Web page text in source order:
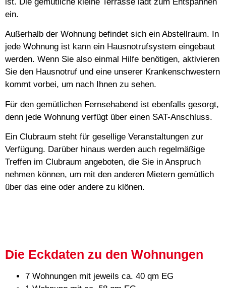
ein.
Außerhalb der Wohnung befindet sich ein Abstellraum. In
jede Wohnung ist kann ein Hausnotrufsystem eingebaut
werden. Wenn Sie also einmal Hilfe benötigen, aktivieren
Sie den Hausnotruf und eine unserer Krankenschwestern
kommt vorbei, um nach Ihnen zu sehen.
Für den gemütlichen Fernsehabend ist ebenfalls gesorgt,
denn jede Wohnung verfügt über einen SAT-Anschluss.
Ein Clubraum steht für gesellige Veranstaltungen zur
Verfügung. Darüber hinaus werden auch regelmäßige
Treffen im Clubraum angeboten, die Sie in Anspruch
nehmen können, um mit den anderen Mietern gemütlich
über das eine oder andere zu klönen.
Die Eckdaten zu den Wohnungen
7 Wohnungen mit jeweils ca. 40 qm EG